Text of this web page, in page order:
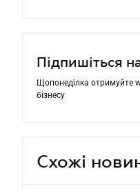
Підпишіться
Щопонеділка отримуйте
бізнесу
Схожі